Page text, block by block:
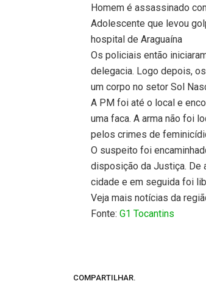
Homem é assassinado
Adolescente que levou
hospital de Araguaína
Os policiais então
delegacia. Logo depois,
um corpo no setor Sol
A PM foi até o local e
uma faca. A arma não foi
pelos crimes de
O suspeito foi
disposição da Justiça. De
cidade e em seguida foi
Veja mais notícias da
Fonte:G1 Tocantins
COMPARTILHAR.